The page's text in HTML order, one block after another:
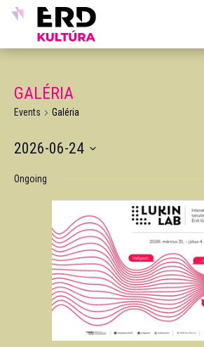
GALÉRIA
Events Galéria
2026-06-24
date.
Ongoing